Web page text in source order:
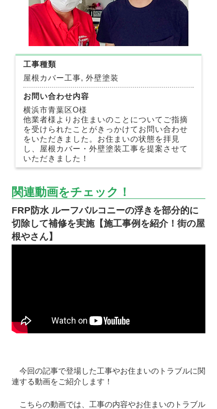
工事種類
屋根カバー工事, 外壁塗装
お問い合わせ内容
横浜市青葉区O様
他業者様よりお住まいのことについてご指摘
を受けられたことがきっかけてお問い合わせ
をいただきました。お住まいの状態を拝見
し、屋根カバー・外壁塗装工事を提案させて
いただきました！
関連動画をチェック！
FRP防水 ルーフバルコニーの浮きを部分的に
切除して補修を実施【施工事例を紹介！街の屋
根やさん】
今回の記事で登場した工事やお住まいのトラブルに関
連する動画をご紹介します！
こちらの動画では、工事の内容やお住まいのトラブル